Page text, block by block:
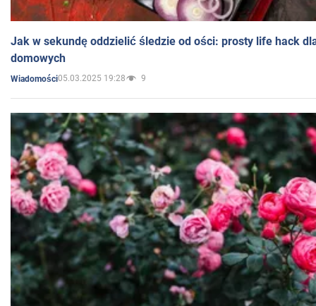
Jak w sekundę oddzielić śledzie od ości: prosty life hack
domowych
Wiadomości05.03.2025 19:28 9